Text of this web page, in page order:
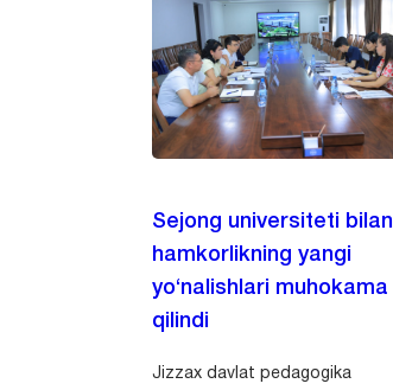
Sejong universiteti bilan
hamkorlikning yangi
yo‘nalishlari muhokama
qilindi
Jizzax davlat pedagogika